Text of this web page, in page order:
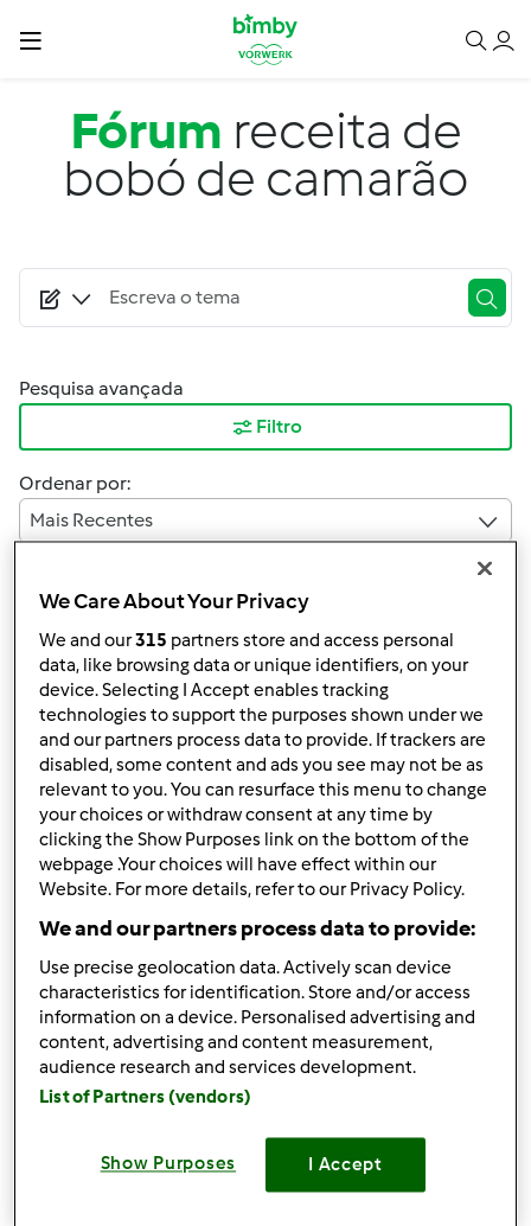
Passar para o conteúdo principal
Fórum receita de
bobó de camarão
Pesquisa avançada
Filtro
Ordenar por:
Mais Recentes
10
3 | Última entrada
Responder mensagem
Anónimo (não verificado)
Sáb, 2010-07-03 19:43
Olá,
Sou novata na área e g ostaria saber se alguém tem
receita de bobó de camarão para fazer na bimby .
We Care About Your Privacy
We and our315 partners store and access personal
data, like browsing data or unique identifiers, on your
device. Selecting I Accept enables tracking
technologies to support the purposes shown under we
and our partners process data to provide. If trackers are
disabled, some content and ads you see may not be as
relevant to you. You can resurface this menu to change
your choices or withdraw consent at any time by
clicking the Show Purposes link on the bottom of the
webpage .Your choices will have effect within our
Website. For more details, refer to our Privacy Policy.
We and our partners process data to provide:
Use precise geolocation data. Actively scan device
characteristics for identification. Store and/or access
information on a device. Personalised advertising and
content, advertising and content measurement,
audience research and services development.
List of Partners (vendors)
Show Purposes I Accept